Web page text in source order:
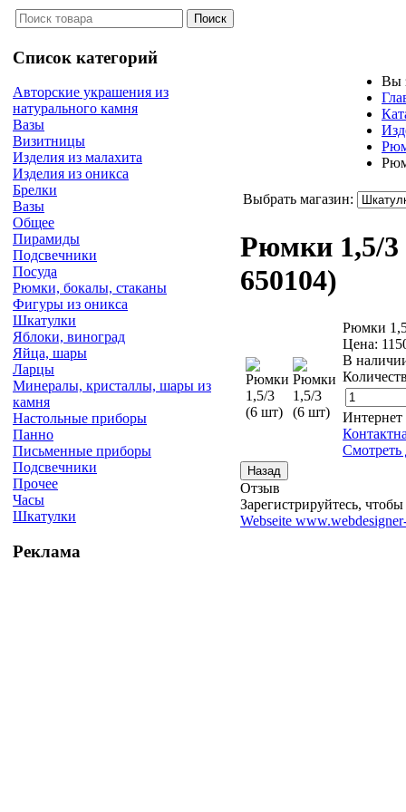
Список категорий
Авторские украшения из
натурального камня
Вазы
Визитницы
Изделия из малахита
Изделия из оникса
Брелки
Вазы
Общее
Пирамиды
Подсвечники
Посуда
Рюмки, бокалы, стаканы
Фигуры из оникса
Шкатулки
Яблоки, виноград
Яйца, шары
Ларцы
Минералы, кристаллы, шары из
камня
Настольные приборы
Панно
Письменные приборы
Подсвечники
Прочее
Часы
Шкатулки
Реклама
Вы
Выбрать магазин:
Рюмки 1,5/
650104)
Рюмки
Цена:
В
Интернет
Смотреть
Отзыв
Зарегистрируйтесь, чтобы
Webseite